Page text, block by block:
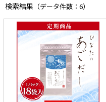
検索結果 （データ件数：6）